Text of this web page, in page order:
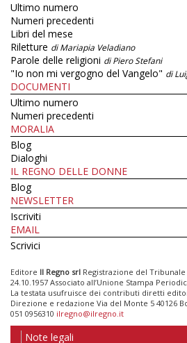
Ultimo numero
Numeri precedenti
Libri del mese
Riletture di Mariapia Veladiano
Parole delle religioni di Piero Stefani
"Io non mi vergogno del Vangelo" di
DOCUMENTI
Ultimo numero
Numeri precedenti
MORALIA
Blog
Dialoghi
IL REGNO DELLE DONNE
Blog
NEWSLETTER
Iscriviti
EMAIL
Scrivici
Editore Il Regno srl Registrazione del Tribunale
24.10.1957 Associato all’Unione Stampa
La testata usufruisce dei contributi diretti
Direzione e redazione Via del Monte 5 40126
051 0956310 ilregno@ilregno.it
Note legali